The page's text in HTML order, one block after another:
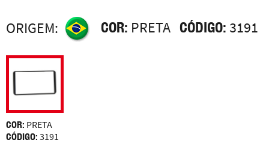
ORIGEM: COR: PRETA CÓDIGO: 3191
COR: PRETA
CÓDIGO: 3191